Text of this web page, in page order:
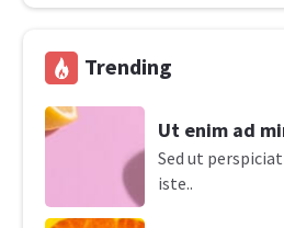
Trending
Ut enim ad
Sed ut
iste..